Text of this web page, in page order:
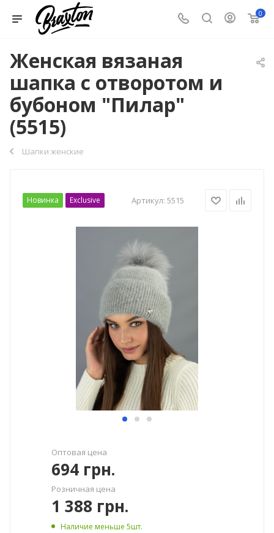
0
Женская вязаная
шапка с отворотом и
бубоном "Пилар"
(5515)
Шапки женские
Новинка Exclusive Артикул: 5515
Оптовая цена
694 грн.
Розничная цена
1 388 грн.
Наличие меньше 5шт.